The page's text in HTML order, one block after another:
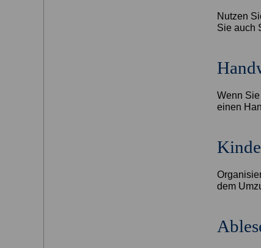
Nutzen
Sie auch
Wenn
einen
dem